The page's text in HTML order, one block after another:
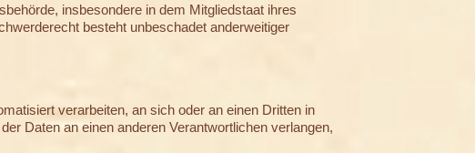
insbesondere in dem Mitgliedstaat ihres
besteht unbeschadet anderweitiger
verarbeiten, an sich oder an einen Dritten in
Daten an einen anderen Verantwortlichen verlangen,